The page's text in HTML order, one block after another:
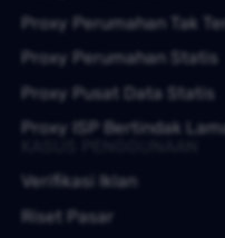
Proxy Perumahan Tak
Proxy Perumahan Statis
Proxy Pusat Data Statis
Proxy ISP Bertindak
Verifikasi Iklan
Riset Pasar